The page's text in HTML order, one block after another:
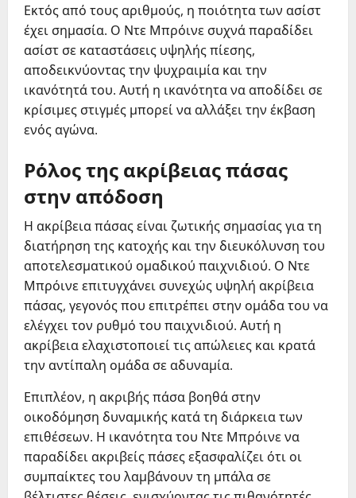
Εκτός από τους αριθμούς, η ποιότητα των ασίστ
έχει σημασία. Ο Ντε Μπρόινε συχνά παραδίδει
ασίστ σε καταστάσεις υψηλής πίεσης,
αποδεικνύοντας την ψυχραιμία και την
ικανότητά του. Αυτή η ικανότητα να αποδίδει σε
κρίσιμες στιγμές μπορεί να αλλάξει την έκβαση
ενός αγώνα.
Ρόλος της ακρίβειας πάσας
στην απόδοση
Η ακρίβεια πάσας είναι ζωτικής σημασίας για τη
διατήρηση της κατοχής και την διευκόλυνση του
αποτελεσματικού ομαδικού παιχνιδιού. Ο Ντε
Μπρόινε επιτυγχάνει συνεχώς υψηλή ακρίβεια
πάσας, γεγονός που επιτρέπει στην ομάδα του να
ελέγχει τον ρυθμό του παιχνιδιού. Αυτή η
ακρίβεια ελαχιστοποιεί τις απώλειες και κρατά
την αντίπαλη ομάδα σε αδυναμία.
Επιπλέον, η ακριβής πάσα βοηθά στην
οικοδόμηση δυναμικής κατά τη διάρκεια των
επιθέσεων. Η ικανότητα του Ντε Μπρόινε να
παραδίδει ακριβείς πάσες εξασφαλίζει ότι οι
συμπαίκτες του λαμβάνουν τη μπάλα σε